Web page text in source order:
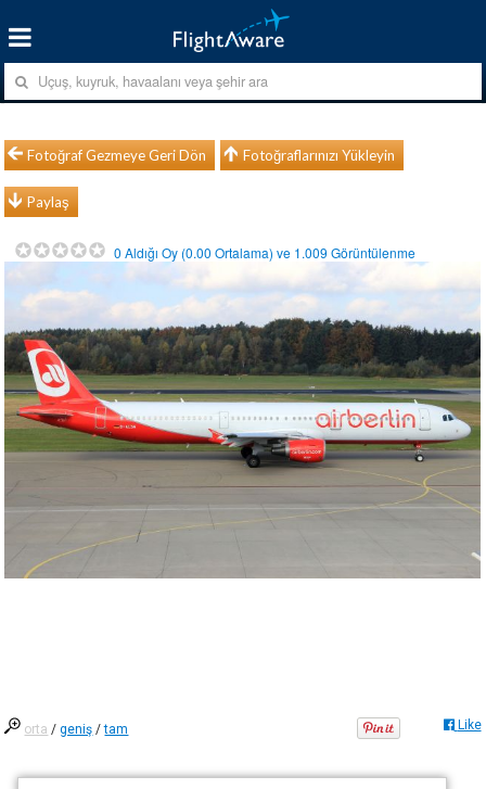
Fotoğraf Gezmeye Geri Dön Fotoğraflarınızı Yükleyin
Paylaş
0 Aldığı Oy (0.00 Ortalama) ve 1.009 Görüntülenme
orta /geniş /tam Like